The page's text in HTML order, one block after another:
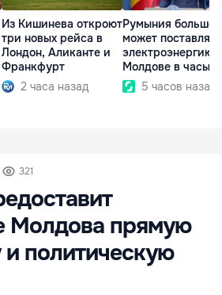
Из Кишинева откроют
три новых рейса в
Лондон, Аликанте и
Франкфурт
2 часа назад
Румыния больше
может поставлять
электроэнергию
Молдове в часы
5 часов назад
321
Молдова прямую
политическую